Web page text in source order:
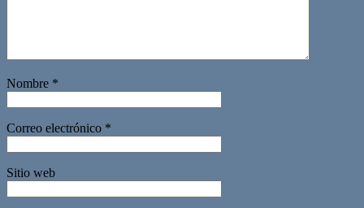
Nombre *
Correo electrónico *
Sitio web